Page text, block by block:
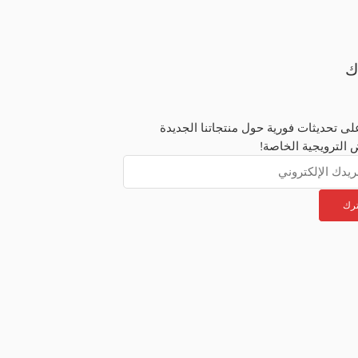
تحديثات فورية حول منتجاتنا الجديدة
الترويجية الخاصة!